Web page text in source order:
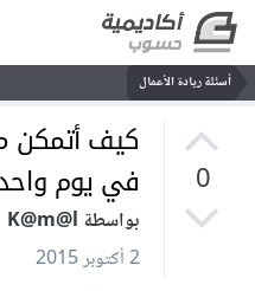
أسئلة ريادة الأعمال
0
كيف أتمكن
في يوم
بواسطة K@m@l
2 أكتوبر 2015